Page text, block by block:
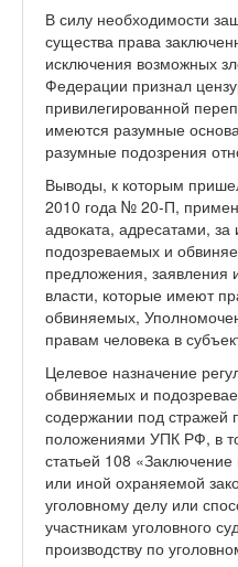
В силу необходимости
существа права
исключения возможных
Федерации признал
привилегированной
имеются разумные
разумные подозрения
Выводы, к которым
2010 года № 20-П,
адвоката, адресатами,
подозреваемых и
предложения, заявления
власти, которые имеют
обвиняемых,
правам человека в
Целевое назначение
обвиняемых и
содержании под стражей
положениями УПК РФ, в
статьей 108
или иной охраняемой
уголовному делу или
участникам уголовного
производству по